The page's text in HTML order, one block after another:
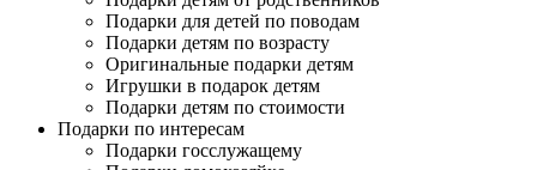
Подарки для детей по поводам
Подарки детям по возрасту
Оригинальные подарки детям
Игрушки в подарок детям
Подарки детям по стоимости
Подарки по интересам
Подарки госслужащему